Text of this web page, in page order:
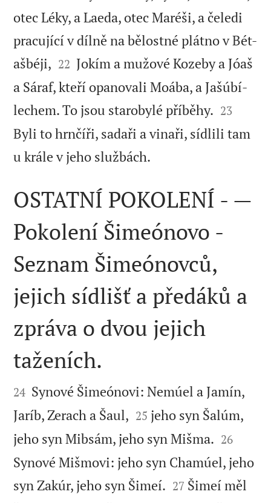
otec Léky, a Laeda, otec Maréši, a čeledi
pracující v dílně na bělostné plátno v Bét-
ašbéji, 

22 Jokím a mužové Kozeby a Jóaš
a Sáraf, kteří opanovali Moába, a Jašúbí-
lechem. To jsou starobylé příběhy. 

23
Byli to hrnčíři, sadaři a vinaři, sídlili tam
u krále v jeho službách.

OSTATNÍ POKOLENÍ - —
Pokolení Šimeónovo -
Seznam Šimeónovců,
jejich sídlišť a předáků a
zpráva o dvou jejich
taženích.

24 Synové Šimeónovi: Nemúel a Jamín,
Jaríb, Zerach a Šaul, 

25 jeho syn Šalúm,
jeho syn Mibsám, jeho syn Mišma. 

26
Synové Mišmovi: jeho syn Chamúel, jeho
syn Zakúr, jeho syn Šimeí. 

27 Šimeí měl